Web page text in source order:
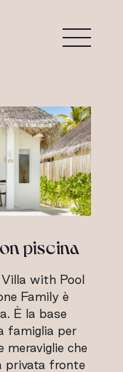
piscina
with Pool
Family è
È la base
famiglia per
meraviglie che
privata fronte